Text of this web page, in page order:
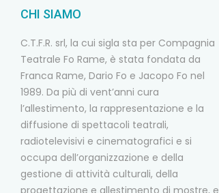
CHI SIAMO
C.T.F.R. srl, la cui sigla sta per Compagnia
Teatrale Fo Rame, è stata fondata da
Franca Rame, Dario Fo e Jacopo Fo nel
1989. Da più di vent’anni cura
l’allestimento, la rappresentazione e la
diffusione di spettacoli teatrali,
radiotelevisivi e cinematografici e si
occupa dell’organizzazione e della
gestione di attività culturali, della
progettazione e allestimento di mostre, e